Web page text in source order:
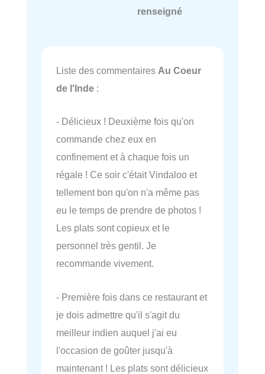
renseigné
Liste des commentaires Au Coeur
de l'Inde :
- Délicieux ! Deuxième fois qu'on
commande chez eux en
confinement et à chaque fois un
régale ! Ce soir c'était Vindaloo et
tellement bon qu'on n'a même pas
eu le temps de prendre de photos !
Les plats sont copieux et le
personnel très gentil. Je
recommande vivement.
- Première fois dans ce restaurant et
je dois admettre qu'il s'agit du
meilleur indien auquel j'ai eu
l'occasion de goûter jusqu'à
maintenant ! Les plats sont délicieux